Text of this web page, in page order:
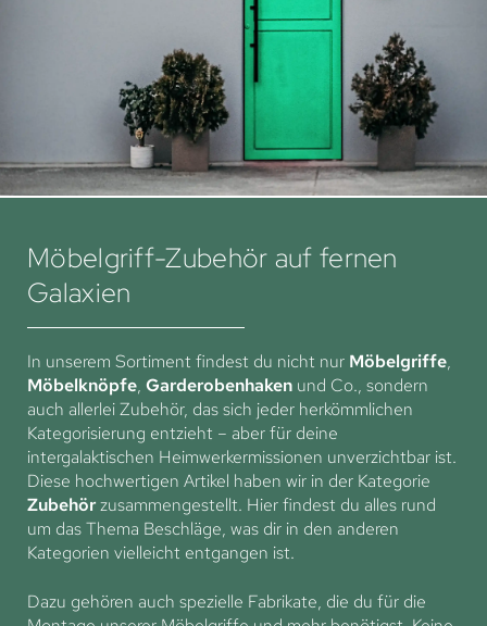
Möbelgriff-Zubehör auf fernen
Galaxien
In unserem Sortiment findest du nicht nur Möbelgriffe,
Möbelknöpfe, Garderobenhaken und Co., sondern
auch allerlei Zubehör, das sich jeder herkömmlichen
Kategorisierung entzieht – aber für deine
intergalaktischen Heimwerkermissionen unverzichtbar ist.
Diese hochwertigen Artikel haben wir in der Kategorie
Zubehörzusammengestellt. Hier findest du alles rund
um das Thema Beschläge, was dir in den anderen
Kategorien vielleicht entgangen ist.
Dazu gehören auch spezielle Fabrikate, die du für die